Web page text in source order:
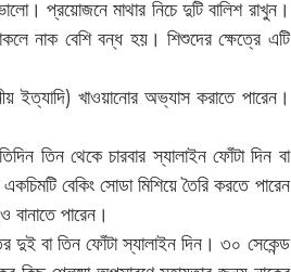
প্রয়োজনে মাথার নিচে দুটি বালিশ রাখুন।
নাক বেশি বন্ধ হয়। শিশুদের ক্ষেত্রে এটি
ইত্যাদি) খাওয়ানোর অভ্যাস করাতে পারেন।
তিন থেকে চারবার স্যালাইন ফোঁটা দিন বা
বেকিং সোডা মিশিয়ে তৈরি করতে পারেন
পারেন।
দুই বা তিন ফোঁটা স্যালাইন দিন। ৩০ সেকেন্ড